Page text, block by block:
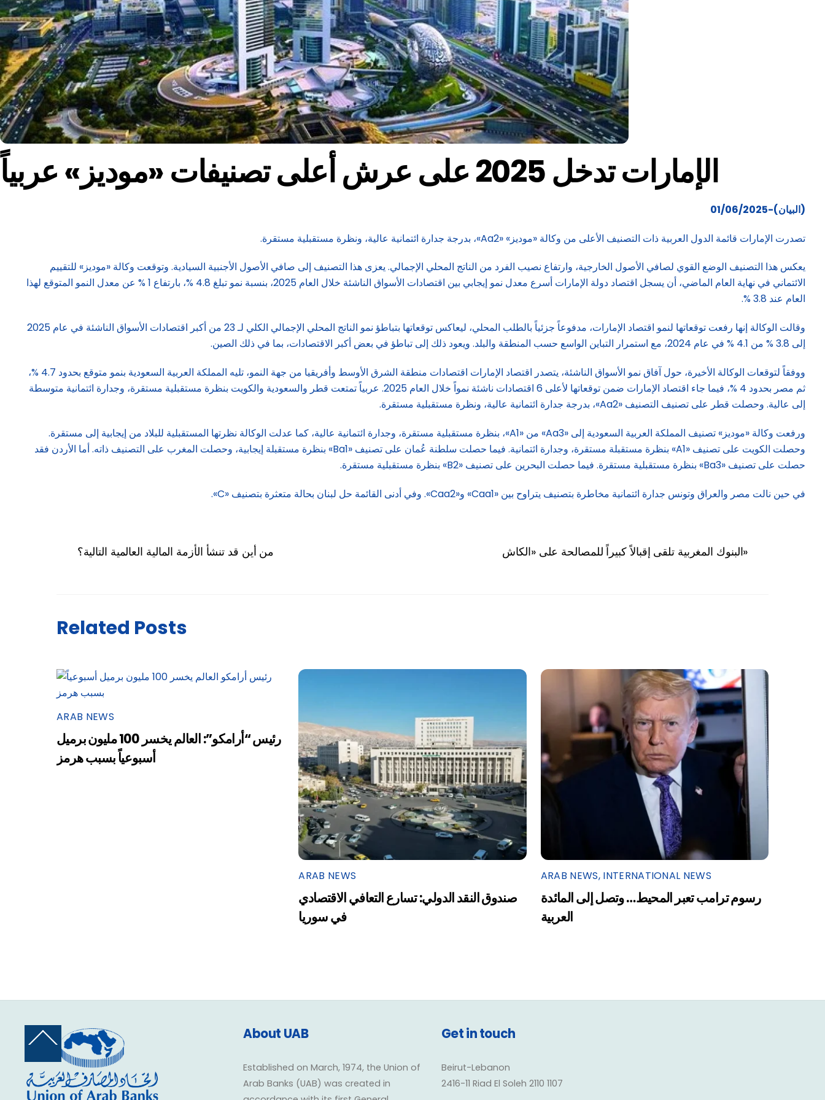
الإمارات تدخل 2025 على عرش أعلى تصنيفات «موديز» عربياً
(البيان)-01/06/2025
تصدرت الإمارات قائمة الدول العربية ذات التصنيف الأعلى من وكالة «موديز» «Aa2»، بدرجة جدارة ائتمانية عالية، ونظرة مستقبلية مستقرة.
يعكس هذا التصنيف الوضع القوي لصافي الأصول الخارجية، وارتفاع نصيب الفرد من الناتج المحلي الإجمالي. يعزى هذا التصنيف إلى صافي الأصول الأجنبية السيادية. وتوقعت وكالة «موديز» للتقييم
الائتماني في نهاية العام الماضي، أن يسجل اقتصاد دولة الإمارات أسرع معدل نمو إيجابي بين اقتصادات الأسواق الناشئة خلال العام 2025، بنسبة نمو تبلغ 4.8 %، بارتفاع 1 % عن معدل النمو المتوقع لهذا
العام عند 3.8 %.
وقالت الوكالة إنها رفعت توقعاتها لنمو اقتصاد الإمارات، مدفوعاً جزئياً بالطلب المحلي، ليعاكس توقعاتها بتباطؤ نمو الناتج المحلي الإجمالي الكلي لـ 23 من أكبر اقتصادات الأسواق الناشئة في عام 2025
إلى 3.8 % من 4.1 % في عام 2024، مع استمرار التباين الواسع حسب المنطقة والبلد. ويعود ذلك إلى تباطؤ في بعض أكبر الاقتصادات، بما في ذلك الصين.
ووفقاً لتوقعات الوكالة الأخيرة، حول آفاق نمو الأسواق الناشئة، يتصدر اقتصاد الإمارات اقتصادات منطقة الشرق الأوسط وأفريقيا من جهة النمو، تليه المملكة العربية السعودية بنمو متوقع بحدود 4.7 %،
ثم مصر بحدود 4 %، فيما جاء اقتصاد الإمارات ضمن توقعاتها لأعلى 6 اقتصادات ناشئة نمواً خلال العام 2025. عربياً تمتعت قطر والسعودية والكويت بنظرة مستقبلية مستقرة، وجدارة ائتمانية متوسطة
إلى عالية. وحصلت قطر على تصنيف التصنيف «Aa2»، بدرجة جدارة ائتمانية عالية، ونظرة مستقبلية مستقرة.
ورفعت وكالة «موديز» تصنيف المملكة العربية السعودية إلى «Aa3» من «A1»، بنظرة مستقبلية مستقرة، وجدارة ائتمانية عالية، كما عدلت الوكالة نظرتها المستقبلية للبلاد من إيجابية إلى مستقرة.
وحصلت الكويت على تصنيف «A1» بنظرة مستقبلة مستقرة، وجدارة ائتمانية. فيما حصلت سلطنة عُمان على تصنيف «Ba1» بنظرة مستقبلة إيجابية، وحصلت المغرب على التصنيف ذاته. أما الأردن فقد
حصلت على تصنيف «Ba3» بنظرة مستقبلية مستقرة. فيما حصلت البحرين على تصنيف «B2» بنظرة مستقبلية مستقرة.
في حين نالت مصر والعراق وتونس جدارة ائتمانية مخاطرة بتصنيف يتراوح بين «Caa1» و«Caa2». وفي أدنى القائمة حل لبنان بحالة متعثرة بتصنيف «C».
من أين قد تنشأ الأزمة المالية العالمية التالية؟ البنوك المغربية تلقى إقبالاً كبيراً للمصالحة على «الكاش»
Related Posts
ARAB NEWS
رئيس “أرامكو”: العالم يخسر 100 مليون برميل
أسبوعياً بسبب هرمز
ARAB NEWS
صندوق النقد الدولي: تسارع التعافي الاقتصادي
في سوريا
ARAB NEWS, INTERNATIONAL NEWS
رسوم ترامب تعبر المحيط… وتصل إلى المائدة
العربية
Back
Top
About UAB
Established on March, 1974, the Union of
Arab Banks (UAB) was created in
Get in touch
Beirut-Lebanon
2416-11 Riad El Soleh 2110 1107